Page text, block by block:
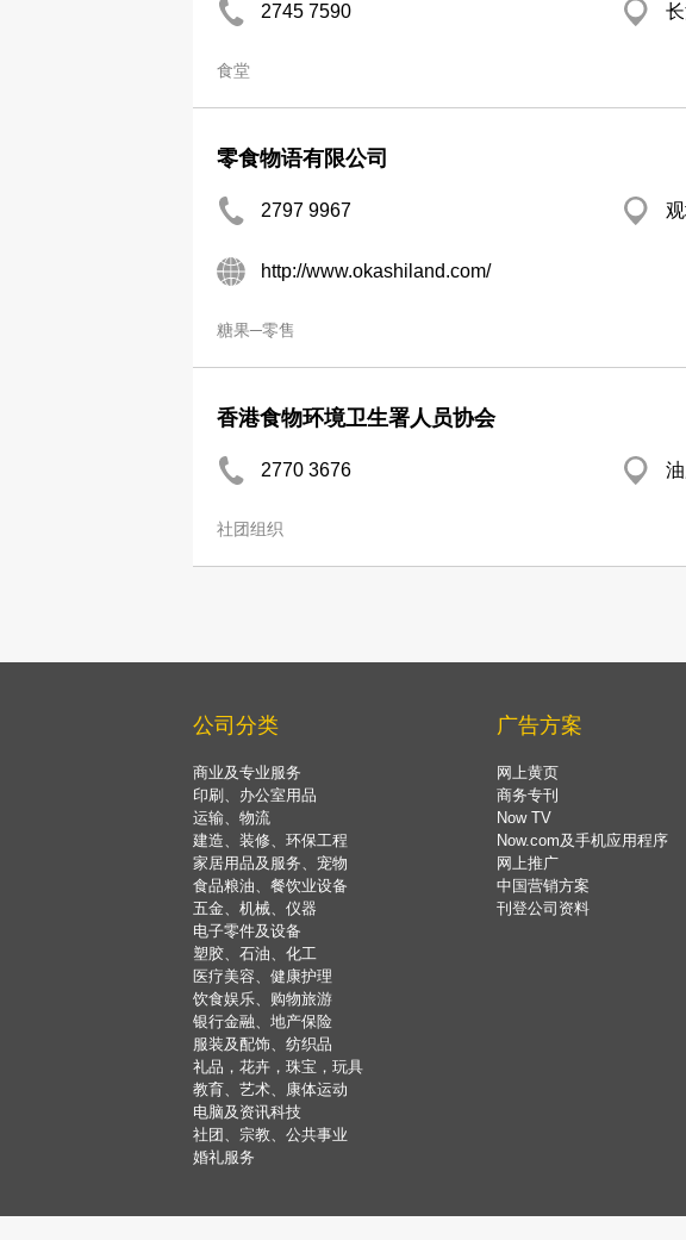
2745 7590
食堂
零食物语有限公司
2797 9967
http://www.okashiland.com/
糖果─零售
香港食物环境卫生署人员协会
2770 3676
社团组织
公司分类
商业及专业服务
印刷、办公室用品
运输、物流
建造、装修、环保工程
家居用品及服务、宠物
食品粮油、餐饮业设备
五金、机械、仪器
电子零件及设备
塑胶、石油、化工
医疗美容、健康护理
饮食娱乐、购物旅游
银行金融、地产保险
服装及配饰、纺织品
礼品，花卉，珠宝，玩具
教育、艺术、康体运动
电脑及资讯科技
社团、宗教、公共事业
婚礼服务
广告方案
网上黄页
商务专刊
Now TV
Now.com及手机应用程序
网上推广
中国营销方案
刊登公司资料